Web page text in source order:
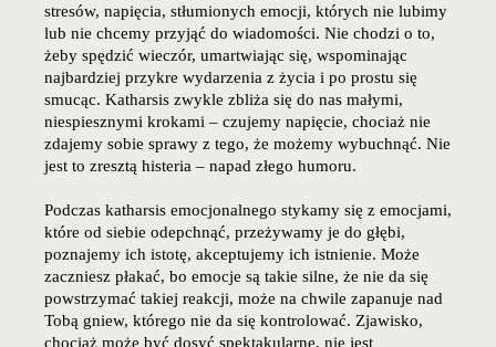
stresów, napięcia, stłumionych emocji, których nie lubimy
lub nie chcemy przyjąć do wiadomości. Nie chodzi o to,
żeby spędzić wieczór, umartwiając się, wspominając
najbardziej przykre wydarzenia z życia i po prostu się
smucąc. Katharsis zwykle zbliża się do nas małymi,
niespiesznymi krokami – czujemy napięcie, chociaż nie
zdajemy sobie sprawy z tego, że możemy wybuchnąć. Nie
jest to zresztą histeria – napad złego humoru.
Podczas katharsis emocjonalnego stykamy się z emocjami,
które od siebie odepchnąć, przeżywamy je do głębi,
poznajemy ich istotę, akceptujemy ich istnienie. Może
zaczniesz płakać, bo emocje są takie silne, że nie da się
powstrzymać takiej reakcji, może na chwile zapanuje nad
Tobą gniew, którego nie da się kontrolować. Zjawisko,
chociaż może być dosyć spektakularne, nie jest